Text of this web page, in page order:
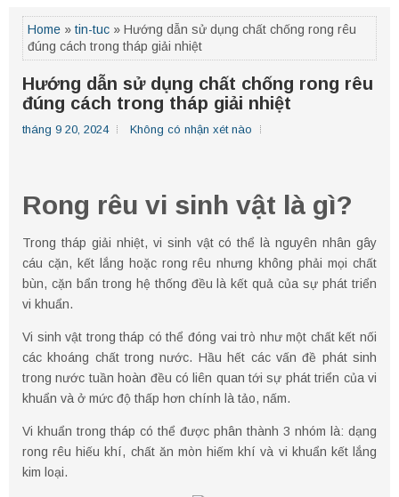
Home » tin-tuc » Hướng dẫn sử dụng chất chống rong rêu
đúng cách trong tháp giải nhiệt
Hướng dẫn sử dụng chất chống rong rêu
đúng cách trong tháp giải nhiệt
tháng 9 20, 2024 Không có nhận xét nào
Rong rêu vi sinh vật là gì?
Trong tháp giải nhiệt, vi sinh vật có thể là nguyên nhân gây
cáu cặn, kết lắng hoặc rong rêu nhưng không phải mọi chất
bùn, cặn bẩn trong hệ thống đều là kết quả của sự phát triển
vi khuẩn.
Vi sinh vật trong tháp có thể đóng vai trò như một chất kết nối
các khoáng chất trong nước. Hầu hết các vấn đề phát sinh
trong nước tuần hoàn đều có liên quan tới sự phát triển của vi
khuẩn và ở mức độ thấp hơn chính là tảo, nấm.
Vi khuẩn trong tháp có thể được phân thành 3 nhóm là: dạng
rong rêu hiếu khí, chất ăn mòn hiếm khí và vi khuẩn kết lắng
kim loại.